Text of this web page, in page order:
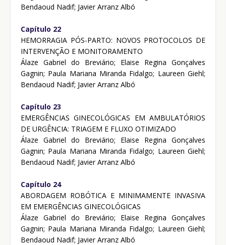
Bendaoud Nadif; Javier Arranz Albó
Capítulo 22
HEMORRAGIA PÓS-PARTO: NOVOS PROTOCOLOS DE
INTERVENÇÃO E MONITORAMENTO
Álaze Gabriel do Breviário; Elaise Regina Gonçalves
Gagnin; Paula Mariana Miranda Fidalgo; Laureen Giehl;
Bendaoud Nadif; Javier Arranz Albó
Capítulo 23
EMERGÊNCIAS GINECOLÓGICAS EM AMBULATÓRIOS
DE URGÊNCIA: TRIAGEM E FLUXO OTIMIZADO
Álaze Gabriel do Breviário; Elaise Regina Gonçalves
Gagnin; Paula Mariana Miranda Fidalgo; Laureen Giehl;
Bendaoud Nadif; Javier Arranz Albó
Capítulo 24
ABORDAGEM ROBÓTICA E MINIMAMENTE INVASIVA
EM EMERGÊNCIAS GINECOLÓGICAS
Álaze Gabriel do Breviário; Elaise Regina Gonçalves
Gagnin; Paula Mariana Miranda Fidalgo; Laureen Giehl;
Bendaoud Nadif; Javier Arranz Albó